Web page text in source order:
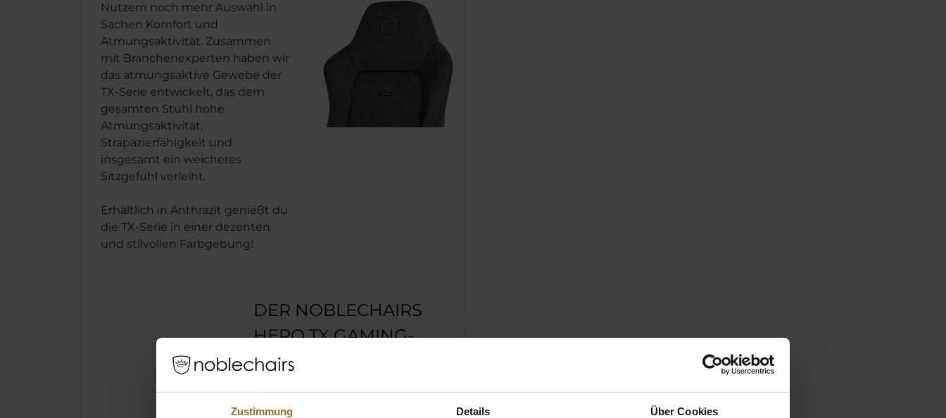
Zustimmung Details Über Cookies
Nutzern noch mehr Auswahl in
Sachen Komfort und
Atmungsaktivität. Zusammen
mit Branchenexperten haben wir
das atmungsaktive Gewebe der
TX-Serie entwickelt, das dem
gesamten Stuhl hohe
Atmungsaktivität,
Strapazierfähigkeit und
insgesamt ein weicheres
Sitzgefühl verleiht.
Erhältlich in Anthrazit genießt du
die TX-Serie in einer dezenten
und stilvollen Farbgebung!
DER NOBLECHAIRS
HERO TX GAMING-
STUHL
Neu entwickeltes,
atmungsaktives Textilgewebe